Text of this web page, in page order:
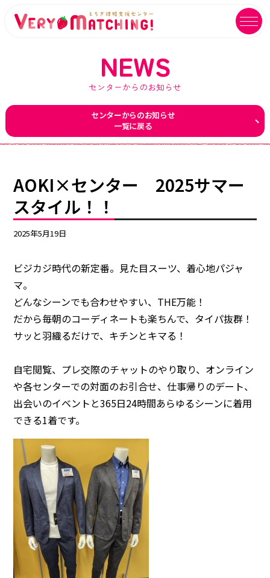
マッチング会員ログイン イベントユーザーログイン
マッチング
ご成婚カップルメッセージ
注意事項
イベント
DATING
交際応援
SUPPORT
応援・協賛企業
NEWS
センターからのお知らせ
センターからのお知らせ
一覧に戻る
AOKI×センター 2025サマー
スタイル！！
2025年5月19日
ビジカジ時代の新定番。見た目スーツ、着心地パジャ
マ。
どんなシーンでも合わせやすい、THE万能！
だから毎朝のコーディネートも楽ちんで、タイパ抜群！
サッと羽織るだけで、キチンとキマる！
自宅閲覧、プレ交際のチャットのやり取り、オンライン
や各センターでの対面のお引合せ、仕事帰りのデート、
出会いのイベントと365日24時間あらゆるシーンに着用
できる1着です。